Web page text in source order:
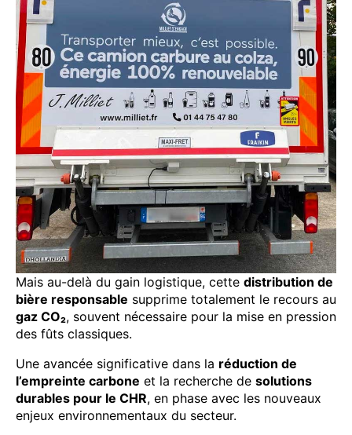
Mais au-delà du gain logistique, cette distribution de
bière responsable supprime totalement le recours au
gaz CO₂, souvent nécessaire pour la mise en pression
des fûts classiques.
Une avancée significative dans la réduction de
l’empreinte carbone et la recherche de solutions
durables pour le CHR, en phase avec les nouveaux
enjeux environnementaux du secteur.